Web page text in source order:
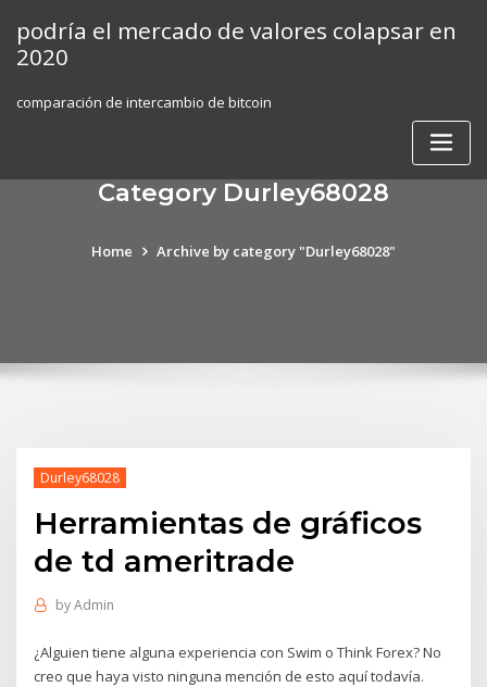
content
podría el mercado de valores colapsar en
2020
comparación de intercambio de bitcoin
Category Durley68028
Home Archive by category "Durley68028"
Durley68028
Herramientas de gráficos
de td ameritrade
byAdmin
¿Alguien tiene alguna experiencia con Swim o Think Forex? No
creo que haya visto ninguna mención de esto aquí todavía.